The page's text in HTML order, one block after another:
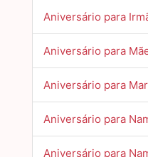
Aniversário para
Aniversário para
Aniversário para
Aniversário para
Aniversário para